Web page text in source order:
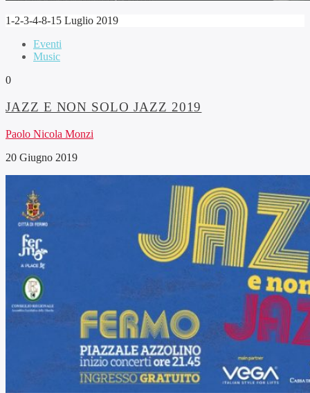
1-2-3-4-8-15 Luglio 2019
Eventi
Music
0
JAZZ E NON SOLO JAZZ 2019
Paolo Nicola Monzi
20 Giugno 2019